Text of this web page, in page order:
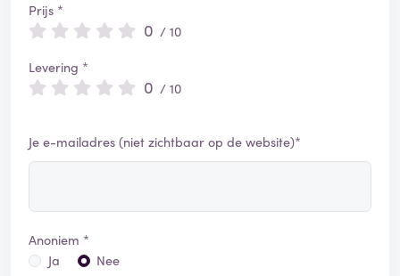
Prijs *
0 / 10
Levering *
0 / 10
Je e-mailadres (niet zichtbaar op de website)*
Anoniem *
Ja
Nee